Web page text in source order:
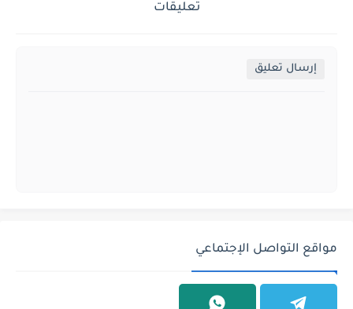
تعليقات
إرسال تعليق
مواقع التواصل الإجتماعي